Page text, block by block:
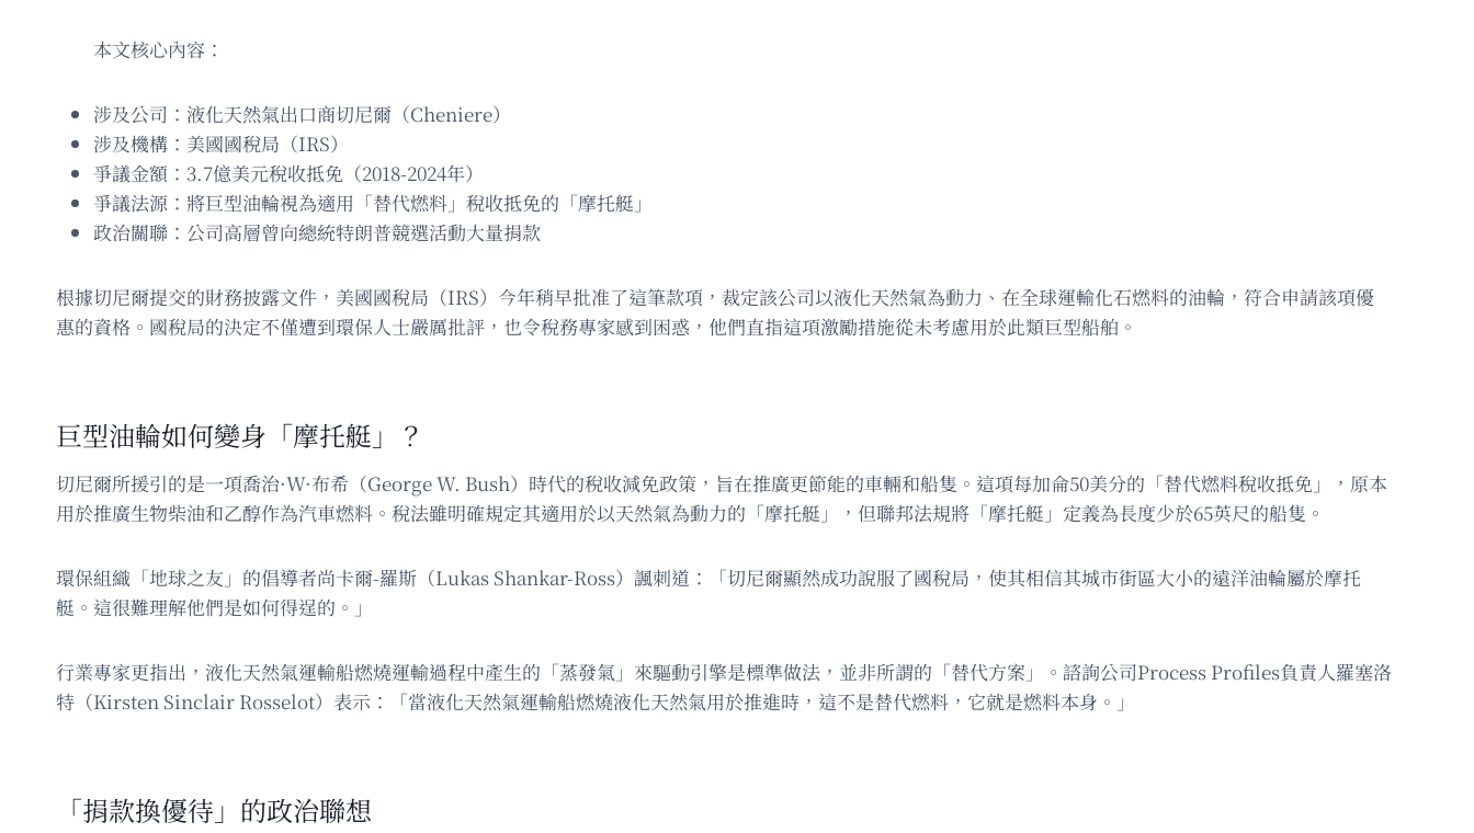
本文核心內容：
涉及公司：液化天然氣出口商切尼爾（Cheniere）
涉及機構：美國國稅局（IRS）
爭議金額：3.7億美元稅收抵免（2018-2024年）
爭議法源：將巨型油輪視為適用「替代燃料」稅收抵免的「摩托艇」
政治關聯：公司高層曾向總統特朗普競選活動大量捐款
根據切尼爾提交的財務披露文件，美國國稅局（IRS）今年稍早批准了這筆款項，裁定該公司以液化天然氣為動力、在全球運輸化石燃料的油輪，符合申請該項優
惠的資格。國稅局的決定不僅遭到環保人士嚴厲批評，也令稅務專家感到困惑，他們直指這項激勵措施從未考慮用於此類巨型船舶。
巨型油輪如何變身「摩托艇」？
切尼爾所援引的是一項喬治·W·布希（George W. Bush）時代的稅收減免政策，旨在推廣更節能的車輛和船隻。這項每加侖50美分的「替代燃料稅收抵免」，原本
用於推廣生物柴油和乙醇作為汽車燃料。稅法雖明確規定其適用於以天然氣為動力的「摩托艇」，但聯邦法規將「摩托艇」定義為長度少於65英尺的船隻。
環保組織「地球之友」的倡導者尚卡爾-羅斯（Lukas Shankar-Ross）諷刺道：「切尼爾顯然成功說服了國稅局，使其相信其城市街區大小的遠洋油輪屬於摩托
艇。這很難理解他們是如何得逞的。」
行業專家更指出，液化天然氣運輸船燃燒運輸過程中產生的「蒸發氣」來驅動引擎是標準做法，並非所謂的「替代方案」。諮詢公司Process Profiles負責人羅塞洛
特（Kirsten Sinclair Rosselot）表示：「當液化天然氣運輸船燃燒液化天然氣用於推進時，這不是替代燃料，它就是燃料本身。」
「捐款換優待」的政治聯想